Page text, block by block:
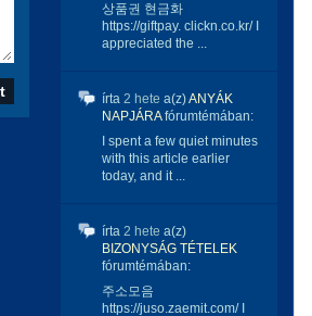
상품권 현금화
https://giftpay. clickn.co.kr/ I
appreciated the ...
írta 2 hete a(z)ANYÁK
NAPJÁRAfórumtémában:
I spent a few quiet minutes
with this article earlier
today, and it ...
írta 2 hete a(z)
BIZONYSÁG TÉTELEK
fórumtémában:
주소모음
https://juso.zaemit.com/ I